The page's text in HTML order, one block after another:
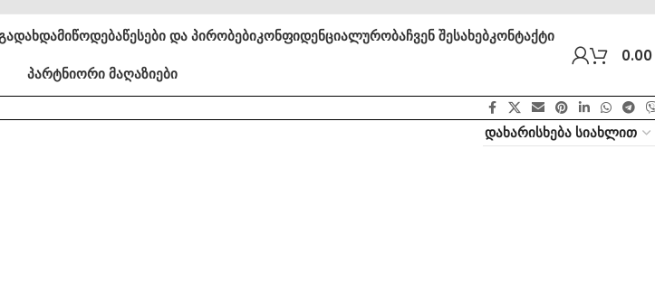
მიწოდებაწესები და პირობებიკონფიდენციალურობაჩვენ შესახებკონტაქტი
პარტნიორი მაღაზიები
0.00